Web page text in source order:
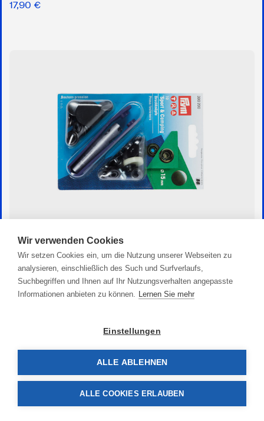
17,90 €
Druckknopf
92,90 €
Wir verwenden Cookies
Wir setzen Cookies ein, um die Nutzung unserer Webseiten zu
analysieren, einschließlich des Such und Surfverlaufs,
Suchbegriffen und Ihnen auf Ihr Nutzungsverhalten angepasste
Informationen anbieten zu können. Lernen Sie mehr
Einstellungen
ALLE ABLEHNEN
ALLE COOKIES ERLAUBEN